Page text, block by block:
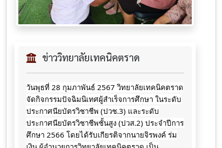
ข่าววิทยาลัยเทคนิคตราด
วันพุธที่ 28 กุมภาพันธ์ 2567 วิทยาลัยเทคนิคตราด
จัดกิจกรรมปัจฉิมนิเทศผู้สำเร็จการศึกษา ในระดับ
ประกาศนียบัตรวิชาชีพ (ปวช.3) และระดับ
ประกาศนียบัตรวิชาชีพชั้นสูง (ปวส.2) ประจำปีการ
ศึกษา 2566 โดยได้รับเกียรติจากนายจิรพงค์ ร่ม